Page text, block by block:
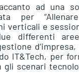
ad una
per
verticali e
differenti
d’impresa,
IT&Tech, per
gli scenari